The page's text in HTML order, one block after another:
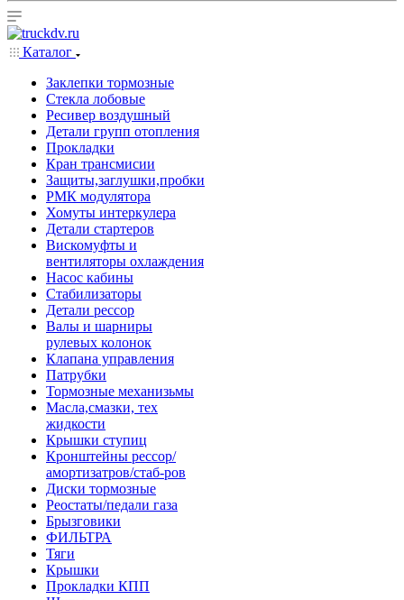
Каталог
Заклепки тормозные
Стекла лобовые
Ресивер воздушный
Детали групп отопления
Прокладки
Кран трансмисии
Защиты,заглушки,пробки
РМК модулятора
Хомуты интеркулера
Детали стартеров
Вискомуфты и
вентиляторы охлаждения
Насос кабины
Стабилизаторы
Детали рессор
Валы и шарниры
рулевых колонок
Клапана управления
Патрубки
Тормозные механизьмы
Масла,смазки, тех
жидкости
Крышки ступиц
Кронштейны рессор/
амортизатров/стаб-ров
Диски тормозные
Реостаты/педали газа
Брызговики
ФИЛЬТРА
Тяги
Крышки
Прокладки КПП